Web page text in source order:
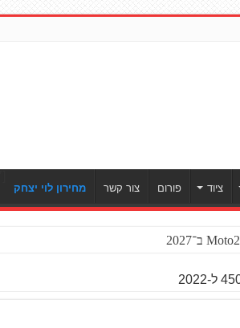
ציוד פורום צור קשר מחירון לוי יצחק